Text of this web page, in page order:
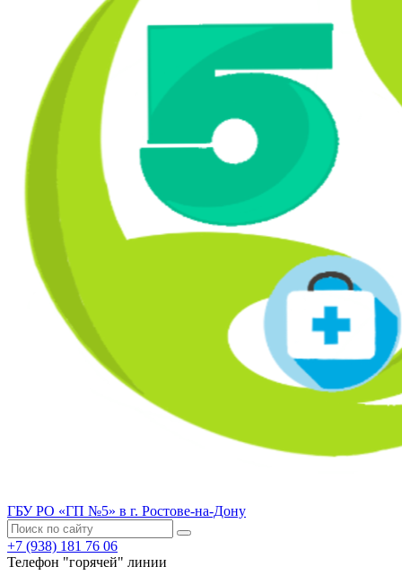
ГБУ РО «ГП №5» в г. Ростове-на-Дону
+7 (938) 181 76 06
Телефон "горячей" линии